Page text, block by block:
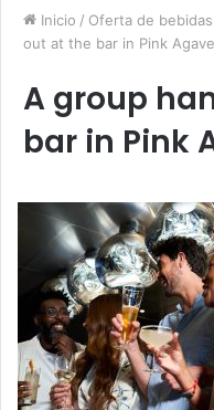
Inicio / Oferta de
out at the bar in Pink
A group
bar in Pink